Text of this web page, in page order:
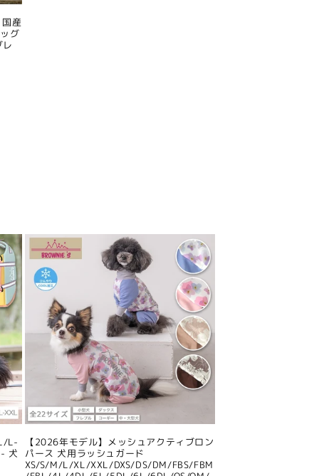
産
グ
L-
犬
【2026年モデル】メッシュアクティブロン
パース 犬用ラッシュガード
XS/S/M/L/XL/XXL/DXS/DS/DM/FBS/FBM